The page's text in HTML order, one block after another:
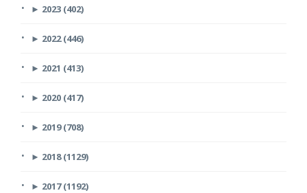
► 2023 (402)
► 2022 (446)
► 2021 (413)
► 2020 (417)
► 2019 (708)
► 2018 (1129)
► 2017 (1192)